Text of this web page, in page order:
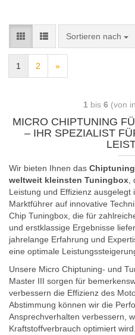
Sortieren nach
1 2 »
1 bis 6 (von
MICRO CHIPTUNING
– IHR SPEZIALIST
Wir bieten Ihnen das
weltweit kleinsten Tuningbox,
Leistung und Effizienz
Marktführer auf innovative
Chip Tuningbox, die für
und erstklassige Ergebnisse
jahrelange Erfahrung und
eine optimale
Unsere Micro Chiptuning- und
Master III sorgen für
verbessern die Effizienz des
Abstimmung können wir die
Ansprechverhalten verbessern,
Kraftstoffverbrauch optimiert